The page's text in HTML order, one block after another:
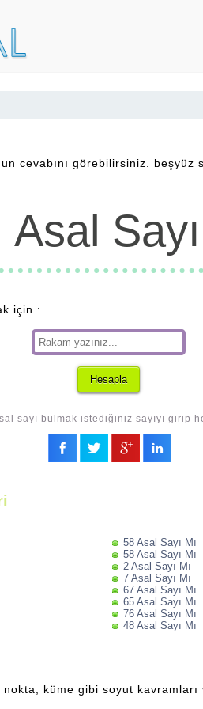
cevabını görebilirsiniz. beşyüz
Asal
için :
sayı bulmak istediğiniz sayıyı girip
58 Asal Sayı Mı
58 Asal Sayı Mı
2 Asal Sayı Mı
7 Asal Sayı Mı
67 Asal Sayı Mı
65 Asal Sayı Mı
76 Asal Sayı Mı
48 Asal Sayı Mı
nokta, küme gibi soyut